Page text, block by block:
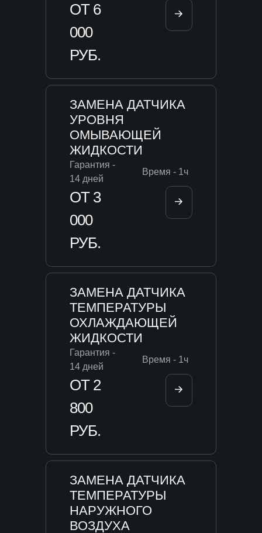
ОТ 6
000
РУБ.
ЗАМЕНА ДАТЧИКА
УРОВНЯ
ОМЫВАЮЩЕЙ
ЖИДКОСТИ
Гарантия -
14 дней
Время - 1ч
ОТ 3
000
РУБ.
ЗАМЕНА ДАТЧИКА
ТЕМПЕРАТУРЫ
ОХЛАЖДАЮЩЕЙ
ЖИДКОСТИ
Гарантия -
14 дней
Время - 1ч
ОТ 2
800
РУБ.
ЗАМЕНА ДАТЧИКА
ТЕМПЕРАТУРЫ
НАРУЖНОГО
ВОЗДУХА